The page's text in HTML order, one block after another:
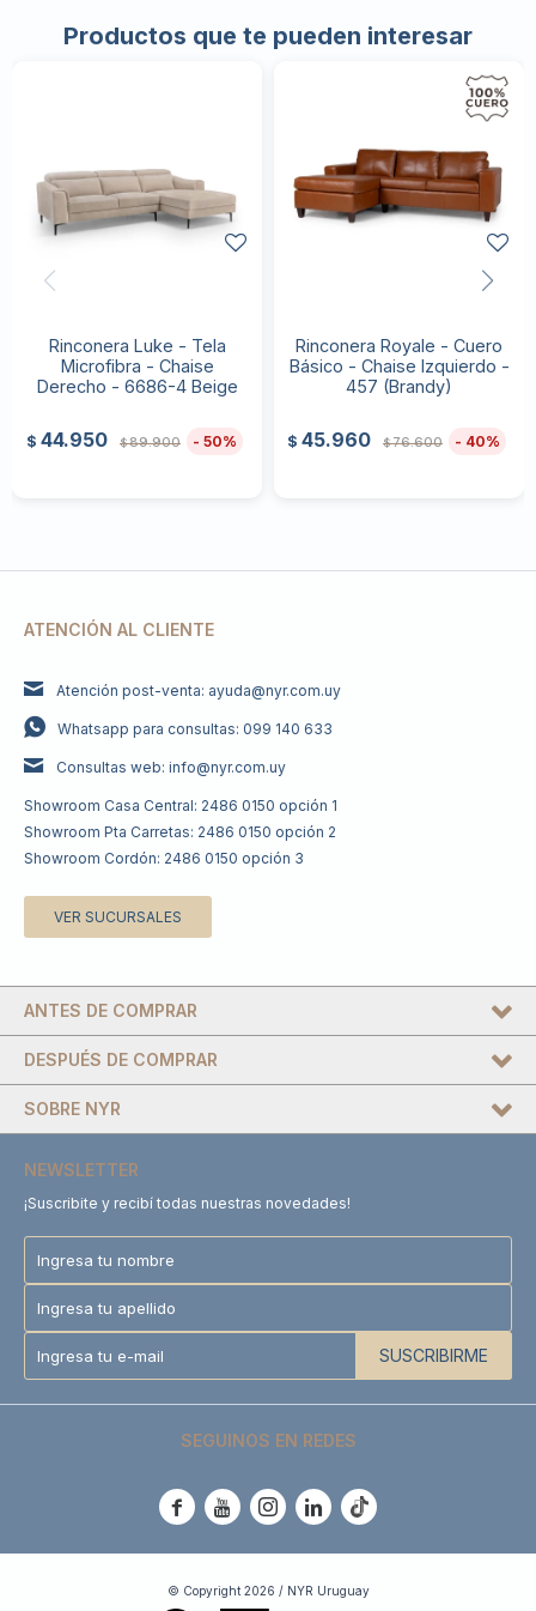
Productos que te pueden interesar
Rinconera Luke - Tela
Microfibra - Chaise
Derecho - 6686-4 Beige
$ 44.950 $89.900 50
Rinconera Royale - Cuero
Básico - Chaise Izquierdo -
457 (Brandy)
$ 45.960 $76.600 40
ATENCIÓN AL CLIENTE
Atención post-venta: ayuda@nyr.com.uy
Whatsapp para consultas: 099 140 633
Consultas web: info@nyr.com.uy
Showroom Casa Central: 2486 0150 opción 1
Showroom Pta Carretas: 2486 0150 opción 2
Showroom Cordón: 2486 0150 opción 3
VER SUCURSALES
DESPUÉS DE COMPRAR
SOBRE NYR
ANTES DE COMPRAR
NEWSLETTER
¡Suscribite y recibí todas nuestras novedades!
SUSCRIBIRME
SEGUINOS EN REDES
    
© Copyright 2026 / NYR Uruguay